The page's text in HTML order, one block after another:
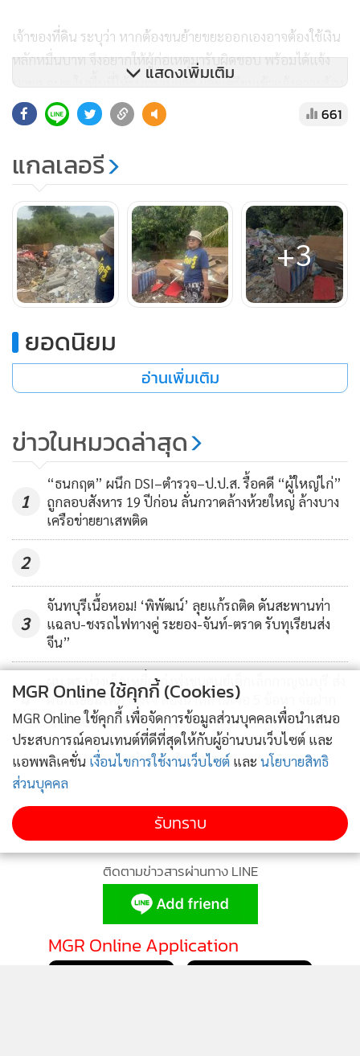
เจ้าของที่ดิน ระบุว่า หากต้องขนย้ายขยะออกเองอาจต้องใช้เงิน
หลักหมื่นบาท จึงอยากให้ผู้ก่อเหตุมารับผิดชอบ พร้อมได้แจ้ง
นายก อบต.ในพื้นที่ให้รับทราบแล้ว และเตรียมเข้าแจ้งความร้อง
ทุกข์กับตำรวจ สภ.เมืองอ่างทอง รวมทั้งตรวจสอบภาพจากกล้อง
วงจรปิดตามเส้นทาง เพื่อหาเบาะแสรถบรรทุกที่นำขยะมาทิ้ง
ดำเนินคดีตามกฎหมายต่อไป.
แสดงเพิ่มเติม
661
แกลเลอรี
+3
ยอดนิยม
อ่านเพิ่มเติม
ข่าวในหมวดล่าสุด
1
“ธนกฤต” ผนึก DSI–ตำรวจ–ป.ป.ส. รื้อคดี “ผู้ใหญ่ไก่”
ถูกลอบสังหาร 19 ปีก่อน ลั่นกวาดล้างห้วยใหญ่ ล้างบาง
เครือข่ายยาเสพติด
2
3
จันทบุรีเนื้อหอม! ‘พิพัฒน์’ ลุยแก้รถติด ดันสะพานท่า
แฉลบ-ชงรถไฟทางคู่ ระยอง-จันท์-ตราด รับทุเรียนส่ง
จีน”
4
ผบ.ตร.ห่วงเด็กเหยื่อเก๋งพุ่งชนศูนย์เด็กเล็กกาญจนบุรี ส่ง
ผบก.เยี่ยมให้กำลังใจ สองน้าหลานเจอ 5 ข้อหา จ่อฝาก
ขัง-ค้านประกัน
ข่าวอื่นในหมวด
ติดตามข่าวสารผ่านทาง LINE
MGR Online Application
MGR Online ใช้คุกกี้ (Cookies)
MGR Online ใช้คุกกี้ เพื่อจัดการข้อมูลส่วนบุคคลเพื่อนำเสนอ
ประสบการณ์คอนเทนต์ที่ดีที่สุดให้กับผู้อ่านบนเว็บไซต์ และ
แอพพลิเคชั่น เงื่อนไขการใช้งานเว็บไซต์ และ นโยบายสิทธิ
ส่วนบุคคล
รับทราบ